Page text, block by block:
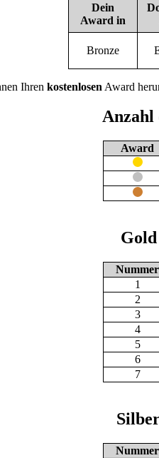
Dein
Award in
Bronze
Ihren kostenlosen Award
Anzahl
Award
Nummer
1
2
3
4
5
6
7
Nummer